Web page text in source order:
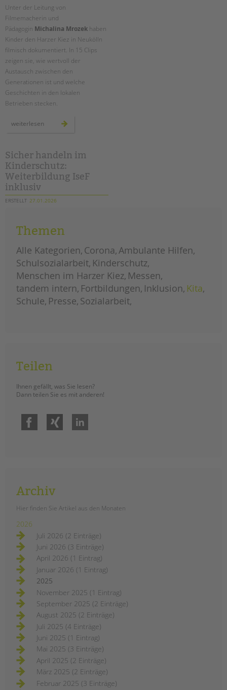
Unter der Leitung von
Filmemacherin und
Pädagogin Michalina Mrozek haben
Kinder den Harzer Kiez in Neukölln
filmisch dokumentiert. In 15 Clips
zeigen sie, wie wertvoll der
Austausch zwischen den
Generationen ist und welche
Geschichten in den lokalen
Betrieben stecken.
weiterlesen
kiez:
ein
projekt
im
treffpunkt
harzerkiez
Sicher handeln im
Kinderschutz:
Weiterbildung IseF
inklusiv
ERSTELLT 27.01.2026
Die Weiterbildung IseF inklusiv in
bereitet pädagogische Fachkräfte
gezielt auf Fachberatung nach § 8a
SGB VIII vor – inklusiv, praxisnah und
interdisziplinär. Anmeldung ab sofort
möglich.
Themen
Alle Kategorien Corona Ambulante Hilfen
Schulsozialarbeit Kinderschutz
Menschen im Harzer Kiez Messen
tandem intern Fortbildungen Inklusion Kita
Schule Presse Sozialarbeit
Teilen
Ihnen gefällt, was Sie lesen?
Dann teilen Sie es mit anderen!
Facebook
Archiv
Hier finden Sie Artikel aus den Monaten
2026
Juli 2026 (2 Einträge)
Juni 2026 (3 Einträge)
April 2026 (1 Eintrag)
Januar 2026 (1 Eintrag)
2025
November 2025 (1 Eintrag)
September 2025 (2 Einträge)
August 2025 (2 Einträge)
Juli 2025 (4 Einträge)
Juni 2025 (1 Eintrag)
Mai 2025 (3 Einträge)
April 2025 (2 Einträge)
März 2025 (2 Einträge)
Februar 2025 (3 Einträge)